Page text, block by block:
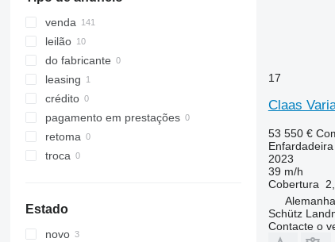
venda
leilão
do fabricante
leasing
crédito
pagamento em prestações
retoma
troca
Estado
novo
17
Claas
53 550 €
2023
39 m/h
Cobertura
Schütz
Contacte o